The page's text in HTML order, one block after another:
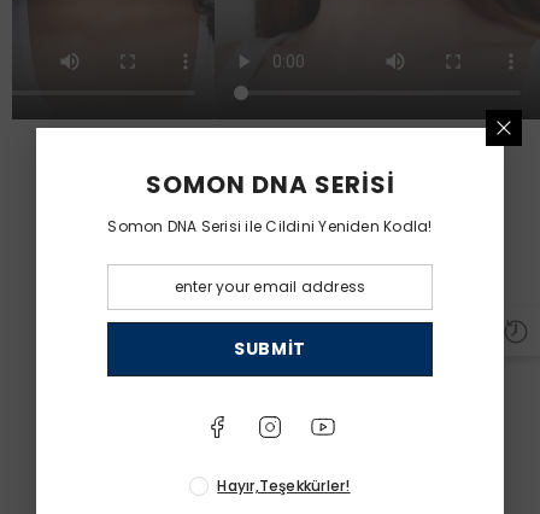
SOMON DNA SERİSİ
Somon DNA Serisi ile Cildini Yeniden Kodla!
SUBMIT
Hayır,Teşekkürler!